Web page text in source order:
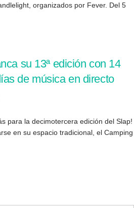
organizados por Fever. Del 5
su 13ª edición con 14
de música en directo
para la decimotercera edición del Slap!
en su espacio tradicional, el Camping